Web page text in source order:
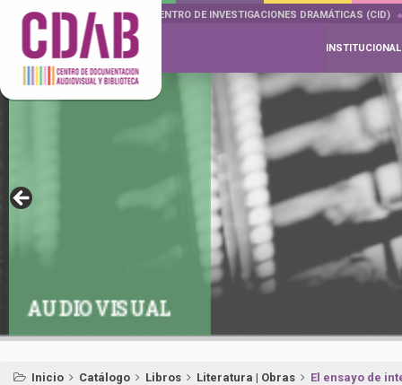
DOCUMENTA DRAMÁTICAS CENTRO DE INVESTIGACIONES DRAMÁTICAS (CID)
INSTITUCIONAL
AUDIOVISUAL
Inicio Catálogo Libros Literatura | Obras El ensayo de